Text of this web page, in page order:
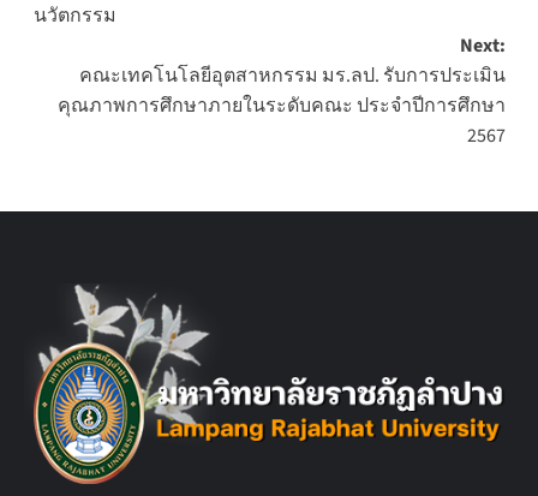
นวัตกรรม
Next:
คณะเทคโนโลยีอุตสาหกรรม มร.ลป. รับการประเมิน
คุณภาพการศึกษาภายในระดับคณะ ประจำปีการศึกษา
2567